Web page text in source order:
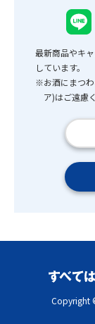
最新商品やキ
しています。
※お酒にまつわ
ア)はご遠慮
Copyright